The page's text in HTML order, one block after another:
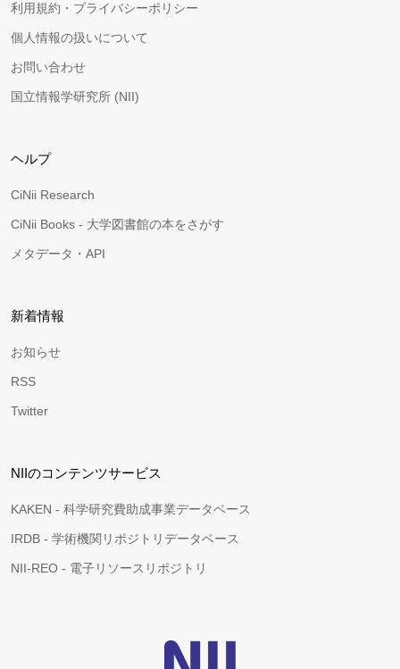
利用規約・プライバシーポリシー
個人情報の扱いについて
お問い合わせ
国立情報学研究所 (NII)
ヘルプ
CiNii Research
CiNii Books - 大学図書館の本をさがす
メタデータ・API
新着情報
お知らせ
RSS
Twitter
NIIのコンテンツサービス
KAKEN - 科学研究費助成事業データベース
IRDB - 学術機関リポジトリデータベース
NII-REO - 電子リソースリポジトリ